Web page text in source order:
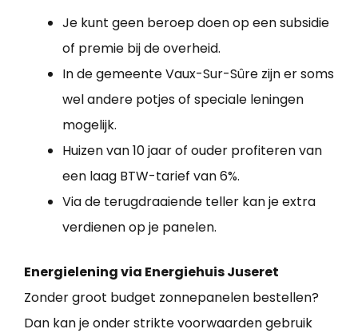
Je kunt geen beroep doen op een subsidie
of premie bij de overheid.
In de gemeente Vaux-Sur-Sûre zijn er soms
wel andere potjes of speciale leningen
mogelijk.
Huizen van 10 jaar of ouder profiteren van
een laag BTW-tarief van 6%.
Via de terugdraaiende teller kan je extra
verdienen op je panelen.
Energielening via Energiehuis Juseret
Zonder groot budget zonnepanelen bestellen?
Dan kan je onder strikte voorwaarden gebruik